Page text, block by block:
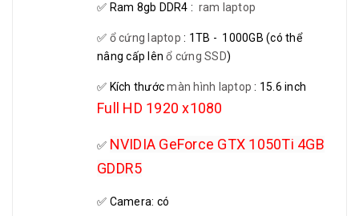
✅ Ram 8gb DDR4 : ram laptop
✅ ổ cứng laptop : 1TB - 1000GB (có thể
nâng cấp lênổ cứng SSD)
✅ Kích thướcmàn hình laptop : 15.6 inch
Full HD 1920 x1080
✅ NVIDIA GeForce GTX 1050Ti 4GB
GDDR5
✅ Camera: có